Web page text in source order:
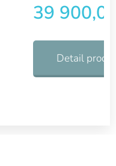
H₂ pro
kci
u o
39
Detail